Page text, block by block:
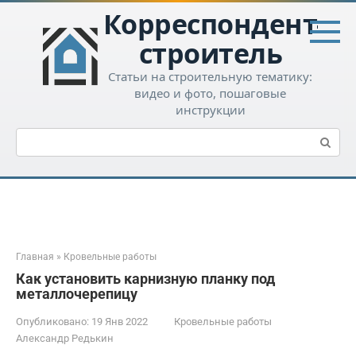
Перейти
контенту
Корреспондент-
строитель
Статьи на строительную тематику:
видео и фото, пошаговые
инструкции
Поиск:
Главная » Кровельные работы
Как установить карнизную планку под
металлочерепицу
Опубликовано: 19 Янв 2022
Кровельные работы
Александр Редькин